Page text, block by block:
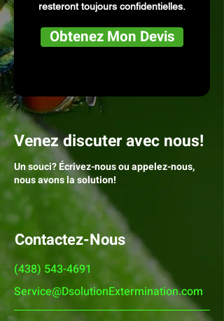
resteront toujours confidentielles.
Obtenez Mon Devis
Venez discuter avec nous!
Un souci? Écrivez-nous ou appelez-nous,
nous avons la solution!
Contactez-Nous
(438) 543-4691
Service@DsolutionExtermination.com